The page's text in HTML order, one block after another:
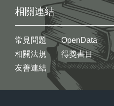
相關連結
常見問題
相關法規
友善連結
OpenData
得獎書目